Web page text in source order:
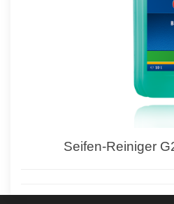
Seifen-Reiniger